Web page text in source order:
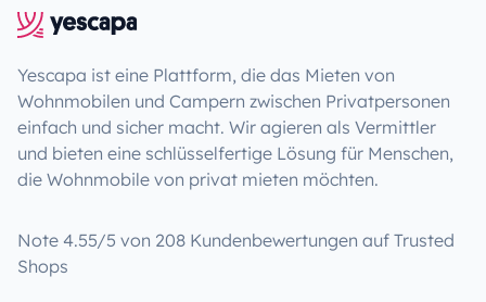
Yescapa ist eine Plattform, die das Mieten von
Wohnmobilen und Campern zwischen Privatpersonen
einfach und sicher macht. Wir agieren als Vermittler
und bieten eine schlüsselfertige Lösung für Menschen,
die Wohnmobile von privat mieten möchten.
Note 4.55/5 von 208 Kundenbewertungen auf Trusted
Shops